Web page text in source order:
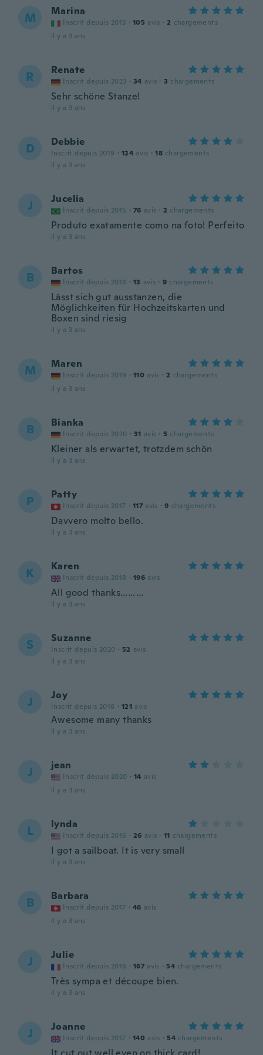
M Marina
Inscrit depuis 2013 · 105 avis · 2 chargements
il y a 3 ans
R Renate
Inscrit depuis 2023 · 34 avis · 3 chargements
Sehr schöne Stanze!
il y a 3 ans
D Debbie
Inscrit depuis 2019 · 124 avis · 18 chargements
il y a 3 ans
J Jucelia
Inscrit depuis 2015 · 76 avis · 2 chargements
Produto exatamente como na foto! Perfeito
il y a 3 ans
B Bartos
Inscrit depuis 2018 · 13 avis · 9 chargements
Lässt sich gut ausstanzen, die
Möglichkeiten für Hochzeitskarten und
Boxen sind riesig
il y a 3 ans
M Maren
Inscrit depuis 2019 · 110 avis · 2 chargements
il y a 3 ans
B Bianka
Inscrit depuis 2020 · 31 avis · 5 chargements
Kleiner als erwartet, trotzdem schön
il y a 3 ans
P Patty
Inscrit depuis 2017 · 117 avis · 9 chargements
Davvero molto bello.
il y a 3 ans
K Karen
Inscrit depuis 2018 · 196 avis
All good thanks………
il y a 3 ans
S Suzanne
Inscrit depuis 2020 · 52 avis
il y a 3 ans
J Joy
Inscrit depuis 2016 · 121 avis
Awesome many thanks
il y a 3 ans
J jean
Inscrit depuis 2020 · 14 avis
il y a 3 ans
L lynda
Inscrit depuis 2016 · 26 avis · 11 chargements
I got a sailboat. It is very small
il y a 3 ans
B Barbara
Inscrit depuis 2017 · 46 avis
il y a 3 ans
J Julie
Inscrit depuis 2018 · 167 avis · 54 chargements
Très sympa et découpe bien.
il y a 3 ans
J Joanne
Inscrit depuis 2017 · 140 avis · 54 chargements